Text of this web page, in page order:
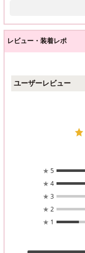
レビュー・装着レポ
ユーザーレビュー
★ 5
★ 4
★ 3
★ 2
★ 1